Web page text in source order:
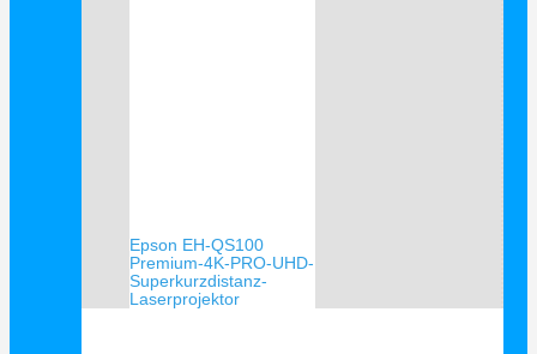
Epson EH-QS100
Premium-4K-PRO-UHD-
Superkurzdistanz-
Laserprojektor